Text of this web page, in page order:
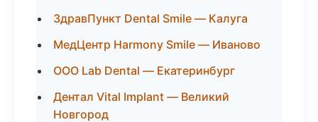
ЗдравПункт Dental Smile — Калуга
МедЦентр Harmony Smile — Иваново
ООО Lab Dental — Екатеринбург
Дентал Vital Implant — Великий
Новгород